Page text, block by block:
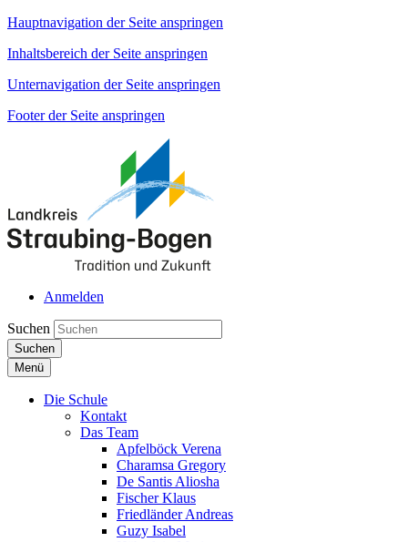
Hauptnavigation der Seite anspringen
Inhaltsbereich der Seite anspringen
Unternavigation der Seite anspringen
Footer der Seite anspringen
Anmelden
Suchen
Suchen
Menü
Die Schule
Kontakt
Das Team
Apfelböck Verena
Charamsa Gregory
De Santis Aliosha
Fischer Klaus
Friedländer Andreas
Guzy Isabel